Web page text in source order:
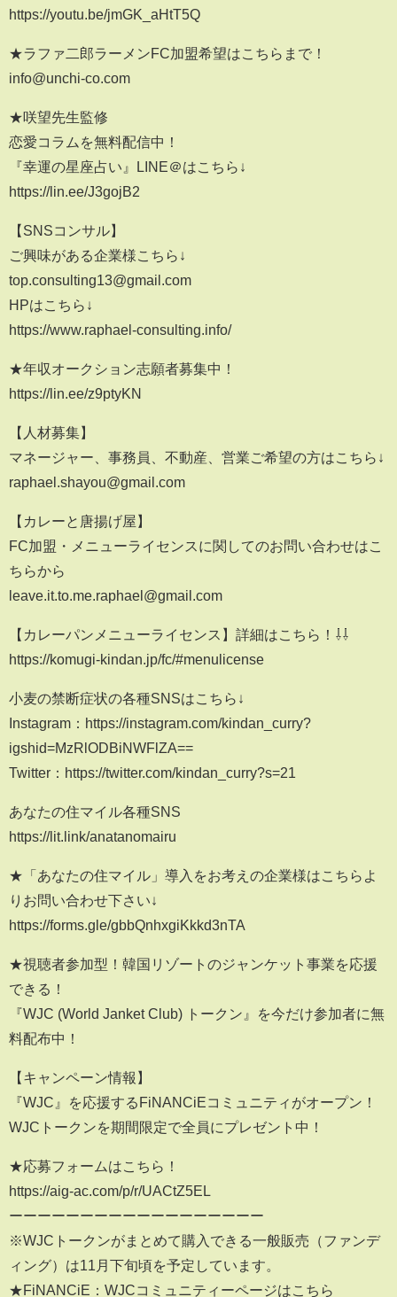
https://youtu.be/jmGK_aHtT5Q
★ラファ二郎ラーメンFC加盟希望はこちらまで！
info@unchi-co.com
★咲望先生監修
恋愛コラムを無料配信中！
『幸運の星座占い』LINE＠はこちら↓
https://lin.ee/J3gojB2
【SNSコンサル】
ご興味がある企業様こちら↓
top.consulting13@gmail.com
HPはこちら↓
https://www.raphael-consulting.info/
★年収オークション志願者募集中！
https://lin.ee/z9ptyKN
【人材募集】
マネージャー、事務員、不動産、営業ご希望の方はこちら↓
raphael.shayou@gmail.com
【カレーと唐揚げ屋】
FC加盟・メニューライセンスに関してのお問い合わせはこ
ちらから
leave.it.to.me.raphael@gmail.com
【カレーパンメニューライセンス】詳細はこちら！⇩⇩
https://komugi-kindan.jp/fc/#menulicense
小麦の禁断症状の各種SNSはこちら↓
Instagram：https://instagram.com/kindan_curry?
igshid=MzRlODBiNWFlZA==
Twitter：https://twitter.com/kindan_curry?s=21
あなたの住マイル各種SNS
https://lit.link/anatanomairu
★「あなたの住マイル」導入をお考えの企業様はこちらよ
りお問い合わせ下さい↓
https://forms.gle/gbbQnhxgiKkkd3nTA
★視聴者参加型！韓国リゾートのジャンケット事業を応援
できる！
『WJC (World Janket Club) トークン』を今だけ参加者に無
料配布中！
【キャンペーン情報】
『WJC』を応援するFiNANCiEコミュニティがオープン！
WJCトークンを期間限定で全員にプレゼント中！
★応募フォームはこちら！
https://aig-ac.com/p/r/UACtZ5EL
ーーーーーーーーーーーーーーーーーー
※WJCトークンがまとめて購入できる一般販売（ファンデ
ィング）は11月下旬頃を予定しています。
★FiNANCiE：WJCコミュニティーページはこちら